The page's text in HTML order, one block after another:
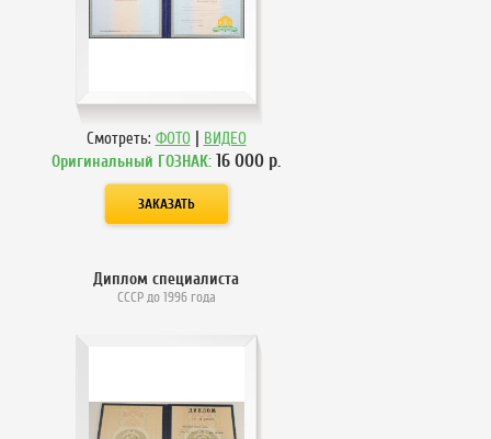
Смотреть: ФОТО | ВИДЕО
Оригинальный ГОЗНАК: 16 000 р.
Диплом специалиста
СССР до 1996 года